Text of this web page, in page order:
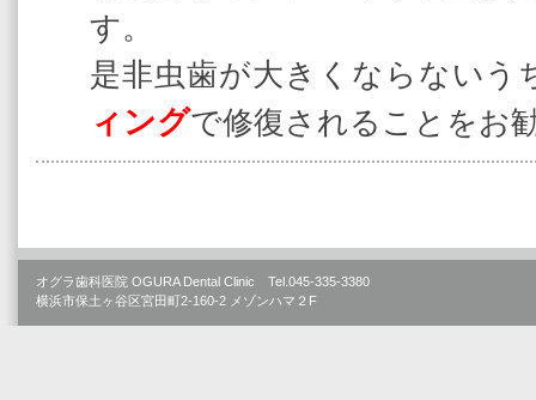
す。
是非虫歯が大きくならないう
ィングで修復されることをお
オグラ歯科医院 OGURA Dental Clinic Tel.045-335-3380
横浜市保土ヶ谷区宮田町2-160-2 メゾンハマ２F